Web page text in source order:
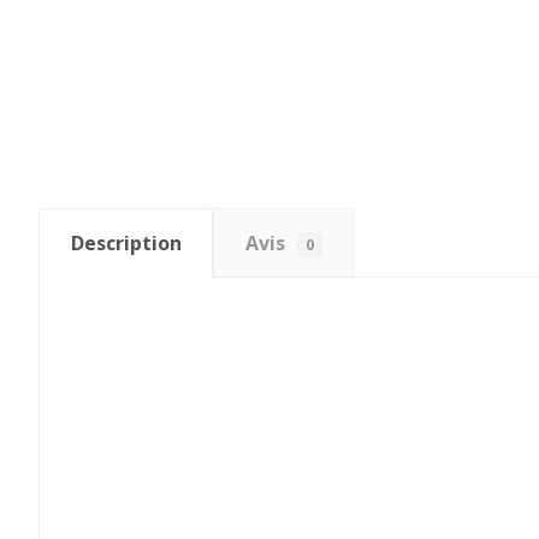
Description Avis 0